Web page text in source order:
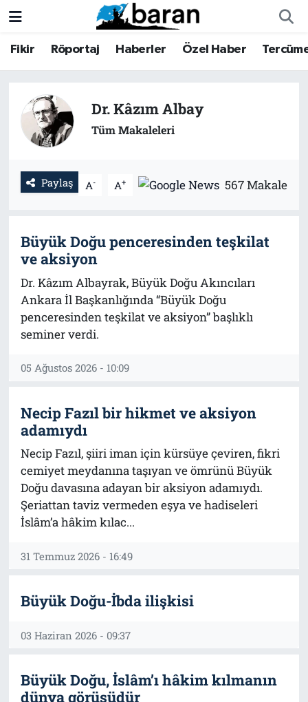
Fikir Röportaj Haberler Özel Haber
Dr. Kâzım Albay
Tüm Makaleleri
Paylaş A- A+ 567 Makale
Büyük Doğu penceresinden teşkilat
ve aksiyon
Dr. Kâzım Albayrak, Büyük Doğu Akıncıları
Ankara İl Başkanlığında “Büyük Doğu
penceresinden teşkilat ve aksiyon” başlıklı
seminer verdi.
05 Ağustos 2026 - 10:09
Necip Fazıl bir hikmet ve aksiyon
adamıydı
Necip Fazıl, şiiri iman için kürsüye çeviren, fikri
cemiyet meydanına taşıyan ve ömrünü Büyük
Doğu davasına adayan bir aksiyon adamıydı.
Şeriattan taviz vermeden eşya ve hadiseleri
İslâm’a hâkim kılac...
31 Temmuz 2026 - 16:49
Büyük Doğu-İbda ilişkisi
03 Haziran 2026 - 09:37
Büyük Doğu, İslâm’ı hâkim kılmanın
dünya görüşüdür
Fikir
Haberler
Tercüme
Büyük Doğu-İbda
Dergi
Tarih
Fikir
Haberler
Tercüme
Büyük Doğu-İbda
Dergi
İletişim
Künye
Nöbetçi Eczaneler
Trafik Durumu
Tüm Manşetler
Haber Arşivi